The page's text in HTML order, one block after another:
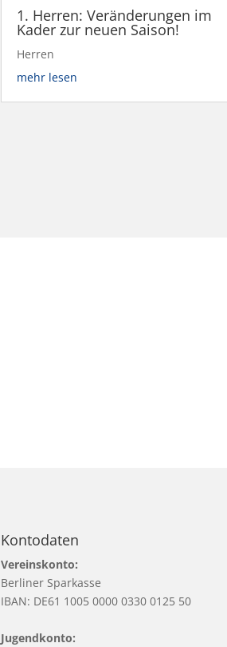
1. Herren: Veränderungen im
Kader zur neuen Saison!
Herren
mehr lesen
Kontodaten
Vereinskonto:
Berliner Sparkasse
IBAN: DE61 1005 0000 0330 0125 50
Jugendkonto: